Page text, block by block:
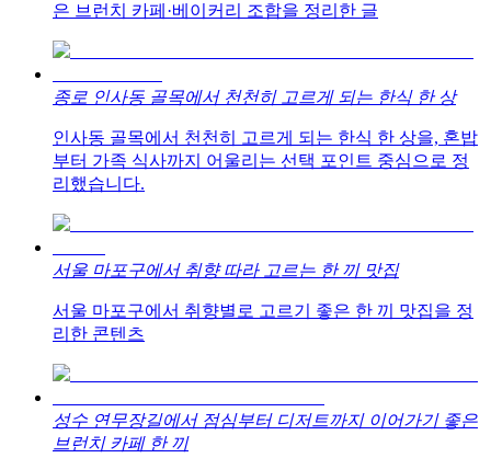
은 브런치 카페·베이커리 조합을 정리한 글
종로 인사동 골목에서 천천히 고르게 되는 한식 한 상
인사동 골목에서 천천히 고르게 되는 한식 한 상을, 혼밥
부터 가족 식사까지 어울리는 선택 포인트 중심으로 정
리했습니다.
서울 마포구에서 취향 따라 고르는 한 끼 맛집
서울 마포구에서 취향별로 고르기 좋은 한 끼 맛집을 정
리한 콘텐츠
성수 연무장길에서 점심부터 디저트까지 이어가기 좋은
브런치 카페 한 끼